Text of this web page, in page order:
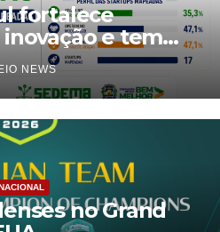
fortalece
e tem
no
NEWS
no Grand